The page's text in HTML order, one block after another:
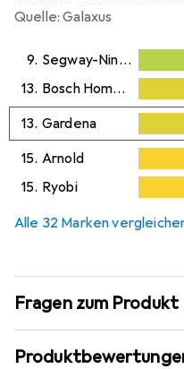
Quelle: Galaxus
9. Segway-Ninebot
13. Bosch Home & Garden
13. Gardena
15. Arnold
15. Ryobi
Alle 32 Marken
Fragen zum Produkt